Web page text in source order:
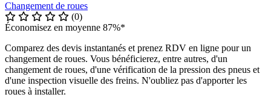
Changement de roues
(0)
Économisez en moyenne 87%*
Comparez des devis instantanés et prenez RDV en ligne pour un
changement de roues. Vous bénéficierez, entre autres, d'un
changement de roues, d'une vérification de la pression des pneus et
d'une inspection visuelle des freins. N'oubliez pas d'apporter les
roues à installer.